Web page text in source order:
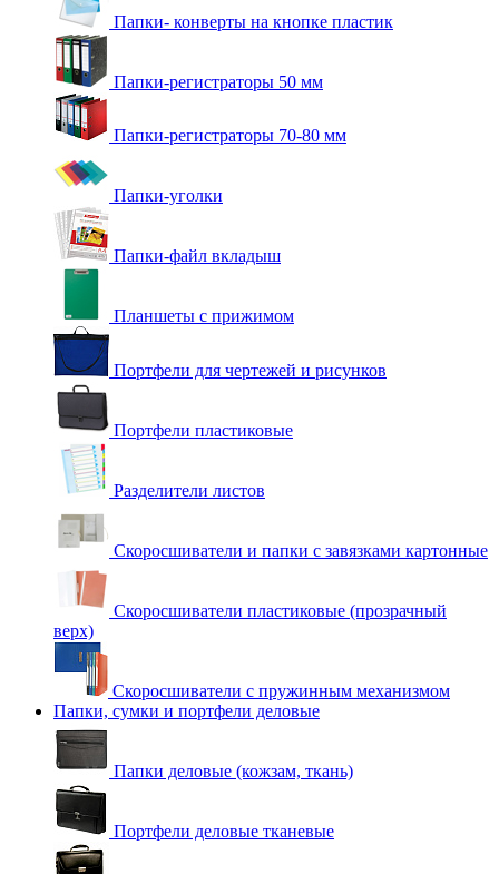
Папки- конверты на кнопке пластик
Папки-регистраторы 50 мм
Папки-регистраторы 70-80 мм
Папки-уголки
Папки-файл вкладыш
Планшеты с прижимом
Портфели для чертежей и рисунков
Портфели пластиковые
Разделители листов
Скоросшиватели и папки с завязками картонные
Скоросшиватели пластиковые (прозрачный
верх)
Скоросшиватели с пружинным механизмом
Папки, сумки и портфели деловые
Папки деловые (кожзам, ткань)
Портфели деловые тканевые